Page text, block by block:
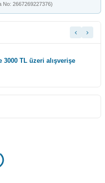
No: 2667269227376)
3000 TL üzeri alışverişe